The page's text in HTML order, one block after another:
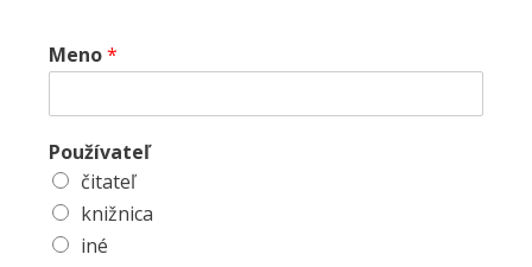
Meno*
Používateľ
čitateľ
knižnica
iné